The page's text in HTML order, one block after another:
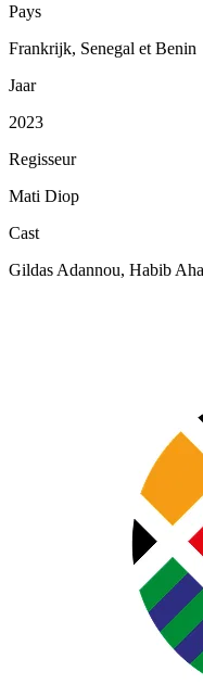
Pays
Frankrijk, Senegal et Benin
Jaar
2023
Regisseur
Mati Diop
Cast
Gildas Adannou, Habib